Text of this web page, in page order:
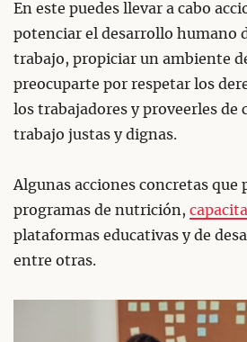
En este puedes llevar a cabo
potenciar el desarrollo humano
trabajo, propiciar un ambiente
preocuparte por respetar los
los trabajadores y proveerles de
trabajo justas y dignas.
Algunas acciones concretas que
programas de nutrición,
plataformas educativas y de
entre otras.